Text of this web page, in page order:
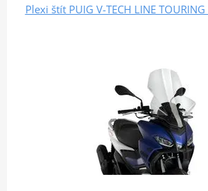
Plexi štít PUIG V-TECH LINE